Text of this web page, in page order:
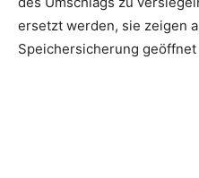
ersetzt werden, sie zeigen
Speichersicherung